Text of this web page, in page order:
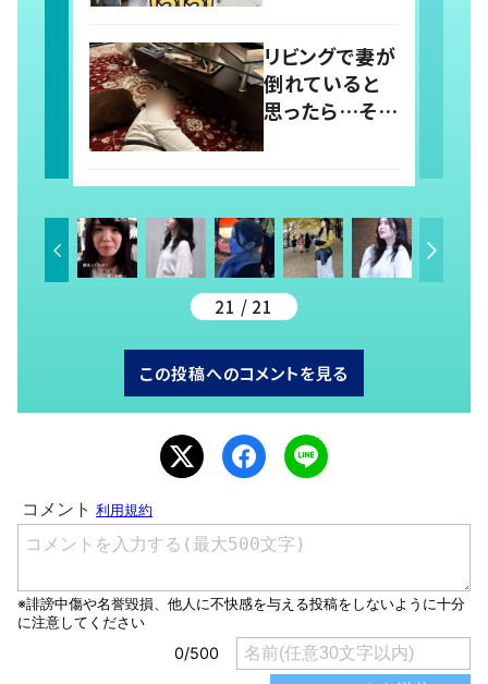
一触即発！？か
と思いきや…
持ち主が判明
し「声だして大
爆笑しちゃっ
た」
リビングで妻が
倒れていると
思ったら…その
「最高」と、“猫
ちゃん好きユー
ザー”からの共
感集まる！
21 / 21
この投稿へのコメントを見る